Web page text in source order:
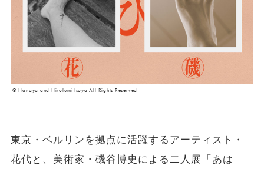
© Hanaya and Hirofumi Isoya All Rights Reserved
東京・ベルリンを拠点に活躍するアーティスト・
花代と、美術家・磯谷博史による二人展「あは